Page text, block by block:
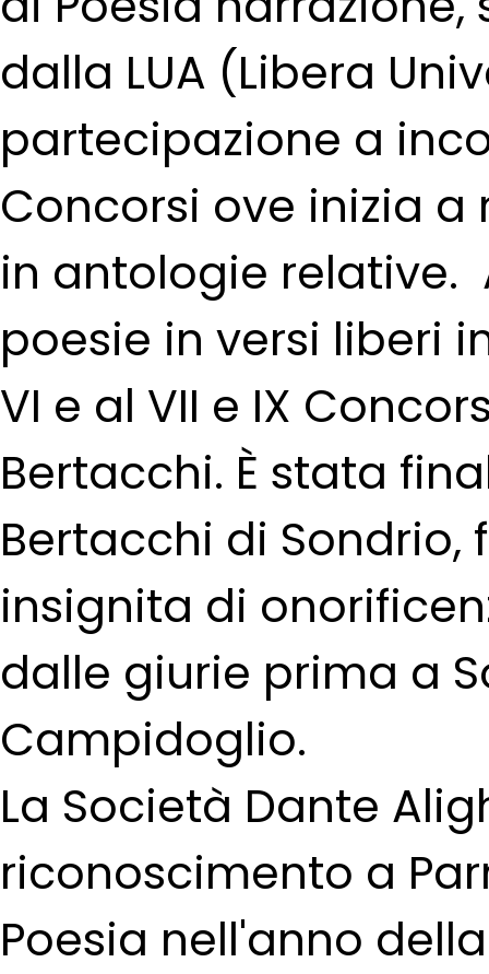
dalla LUA (Libera
partecipazione a
Concorsi ove inizia
in antologie relative.
poesie in versi liberi
VI e al VII e IX
Bertacchi. È stata
Bertacchi di Sondrio,
insignita di
dalle giurie prima a
Campidoglio.
La Società Dante
riconoscimento a
Poesia nell'anno